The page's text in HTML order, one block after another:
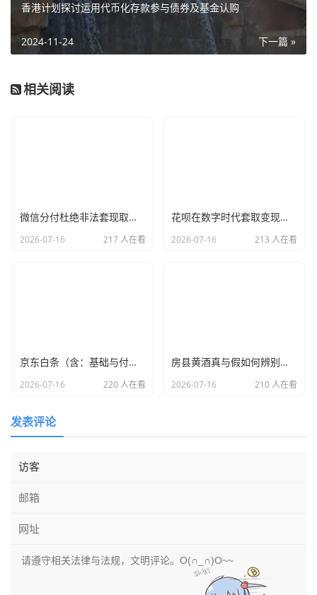
香港计划探讨运用代币化存款参与债券及基金认购
下一篇 »
2024-11-24
相关阅读
微信分付杜绝非法套现取现变现！！！
2026-07-16 217 人在看
花呗在数字时代套取变现会有风险吗？
2026-07-16 213 人在看
京东白条（含：基础与付费额度）取套购物全套解析
2026-07-16 220 人在看
房县黄酒真与假如何辨别！有什么营养价值？怎样买到口感纯正的房县黄酒？
2026-07-16 210 人在看
发表评论